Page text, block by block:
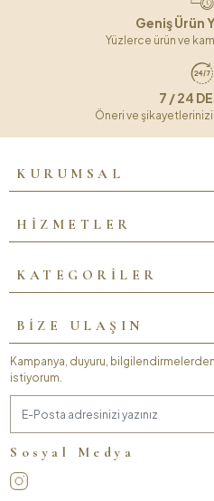
Geniş Ürün
Yüzlerce ürün ve
7 / 24
Öneri ve
KURUMSAL
HİZMETLER
KATEGORİLER
BİZE ULAŞIN
Kampanya, duyuru,
istiyorum.
Sosyal Medya